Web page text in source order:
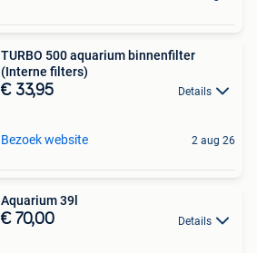
TURBO 500 aquarium binnenfilter
(Interne filters)
€ 33,95 Details
Bezoek website 2 aug 26
Aquarium 39l
€ 70,00 Details